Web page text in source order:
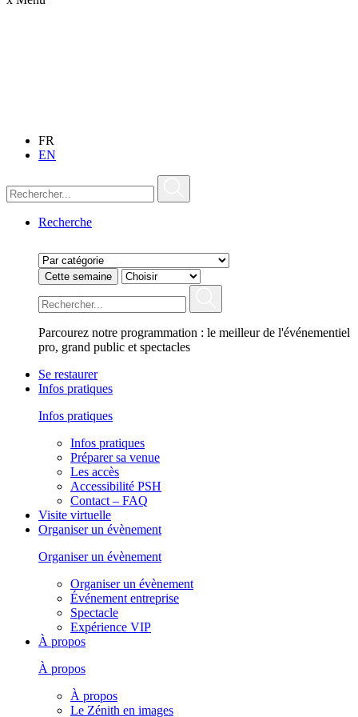
FR
EN
Recherche
Cette semaine
Parcourez notre programmation : le meilleur de l'événementiel
pro, grand public et spectacles
Se restaurer
Infos pratiques
Infos pratiques
Infos pratiques
Préparer sa venue
Les accès
Accessibilité PSH
Contact – FAQ
Visite virtuelle
Organiser un évènement
Organiser un évènement
Organiser un évènement
Événement entreprise
Spectacle
Expérience VIP
À propos
À propos
À propos
Le Zénith en images